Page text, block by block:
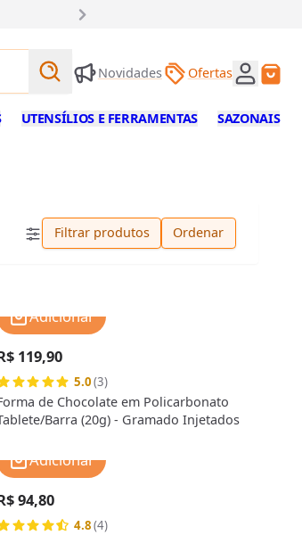
Buscar produtos
Buscar
Novidades Ofertas
UTENSÍLIOS E FERRAMENTAS SAZONAIS
Filtrar produtos Ordenar
119,90
5.0(3)
de Chocolate em Policarbonato
Barra (20g) - Gramado Injetados
Adicionar
94,80
4.8(4)
Adicionar